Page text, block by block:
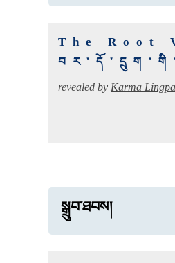
The Root
revealed by Karma Lingpa
སྒྲུབ་ཐབས།